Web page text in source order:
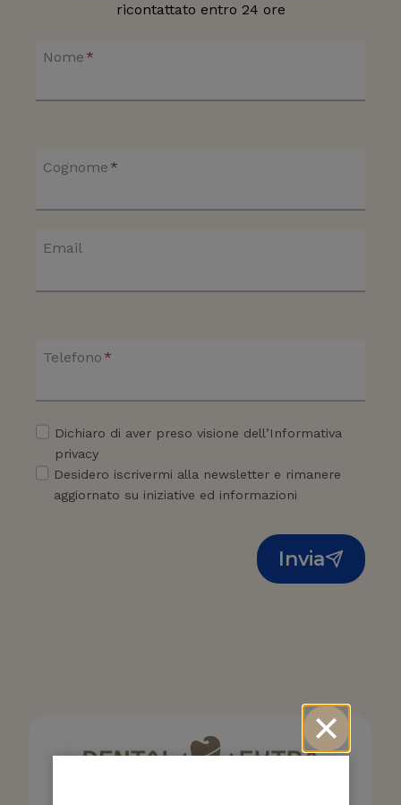
ricontattato entro 24 ore
Nome *
Cognome *
Email
Telefono *
Dichiaro di aver preso visione dell’Informativa
privacy
Desidero iscrivermi alla newsletter e rimanere
aggiornato su iniziative ed informazioni
Invia